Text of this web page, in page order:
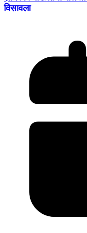
विसावला